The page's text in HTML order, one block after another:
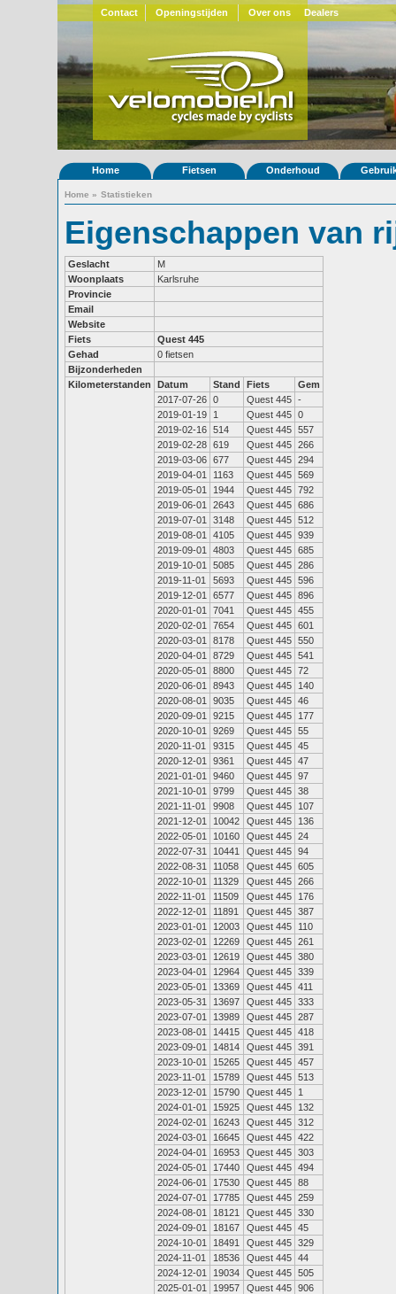
Contact Openingstijden Over ons Dealers
Home Fietsen Onderhoud
Home » Statistieken
Eigenschappen van
Geslacht
M
Woonplaats
Karlsruhe
Provincie
Email
Website
Fiets
Quest 445
Gehad
0 fietsen
Bijzonderheden
Kilometerstanden
Datum Stand Fiets
Gem
2017-07-26 0 Quest 445 -
2019-01-19
1 Quest 445 0
2019-02-16 514 Quest 445 557
2019-02-28 619 Quest 445 266
2019-03-06 677 Quest 445 294
2019-04-01
1163 Quest 445 569
2019-05-01
1944 Quest 445 792
2019-06-01
2643 Quest 445 686
2019-07-01
3148 Quest 445 512
2019-08-01
4105 Quest 445 939
2019-09-01
4803 Quest 445 685
2019-10-01
5085 Quest 445 286
2019-11-01
5693 Quest 445 596
2019-12-01
6577 Quest 445 896
2020-01-01
7041 Quest 445 455
2020-02-01
7654 Quest 445 601
2020-03-01
8178 Quest 445 550
2020-04-01
8729 Quest 445 541
2020-05-01
8800 Quest 445 72
2020-06-01
8943 Quest 445
140
2020-08-01
9035 Quest 445 46
2020-09-01
9215 Quest 445
177
2020-10-01
9269 Quest 445 55
2020-11-01
9315 Quest 445 45
2020-12-01
9361 Quest 445 47
2021-01-01
9460 Quest 445 97
2021-10-01
9799 Quest 445 38
2021-11-01
9908 Quest 445
107
2021-12-01
10042 Quest 445
136
2022-05-01
10160 Quest 445 24
2022-07-31
10441 Quest 445 94
2022-08-31
11058 Quest 445 605
2022-10-01
11329 Quest 445 266
2022-11-01
11509 Quest 445
176
2022-12-01
11891 Quest 445 387
2023-01-01
12003 Quest 445
110
2023-02-01
12269 Quest 445 261
2023-03-01
12619 Quest 445 380
2023-04-01
12964 Quest 445 339
2023-05-01
13369 Quest 445 411
2023-05-31
13697 Quest 445 333
2023-07-01
13989 Quest 445 287
2023-08-01
14415 Quest 445 418
2023-09-01
14814 Quest 445 391
2023-10-01
15265 Quest 445 457
2023-11-01
15789 Quest 445 513
2023-12-01
15790 Quest 445
1
2024-01-01
15925 Quest 445
132
2024-02-01
16243 Quest 445 312
2024-03-01
16645 Quest 445 422
2024-04-01
16953 Quest 445 303
2024-05-01
17440 Quest 445 494
2024-06-01
17530 Quest 445 88
2024-07-01
17785 Quest 445 259
2024-08-01
18121 Quest 445 330
2024-09-01
18167 Quest 445 45
2024-10-01
18491 Quest 445 329
2024-11-01
18536 Quest 445 44
2024-12-01
19034 Quest 445 505
2025-01-01
19957 Quest 445 906